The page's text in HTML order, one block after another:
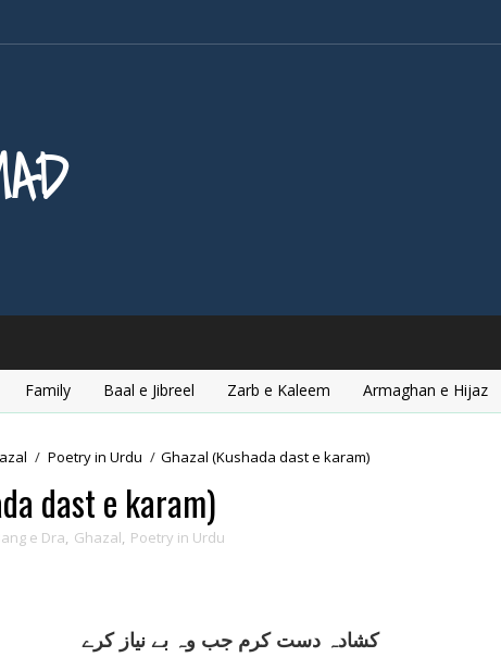
Family Baal e Jibreel Zarb e Kaleem Armaghan e Hijaz
/ Poetry in Urdu / Ghazal (Kushada dast e karam)
dast e karam)
e Dra, Ghazal, Poetry in Urdu
کشادہ دست کرم جب وہ بے نياز کرے